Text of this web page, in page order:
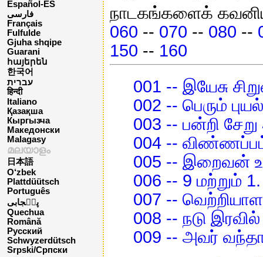
Español-ES
فارسی
Français
Fulfulde
Gjuha shqipe
Guarani
հայերեն
한국어
עברית
हिन्दी
Italiano
Қазақша
Кыргызча
Македонски
Malagasy
മലയാളം
日本語
O‘zbek
Plattdüütsch
Português
پن٘جابی
Quechua
Română
Русский
Schwyzerdütsch
Srpski/Српски
நாடகங்களைக்
060 -- 070 -- 080 --
150 -- 160
001 -- இயேசு
002 -- பெரும்
003 -- பன்றி
004 --
005 -- இறைவன்
006 -- 9 மற்றும்
007 --
008 -- நடு இரவில்
009 -- அவர்